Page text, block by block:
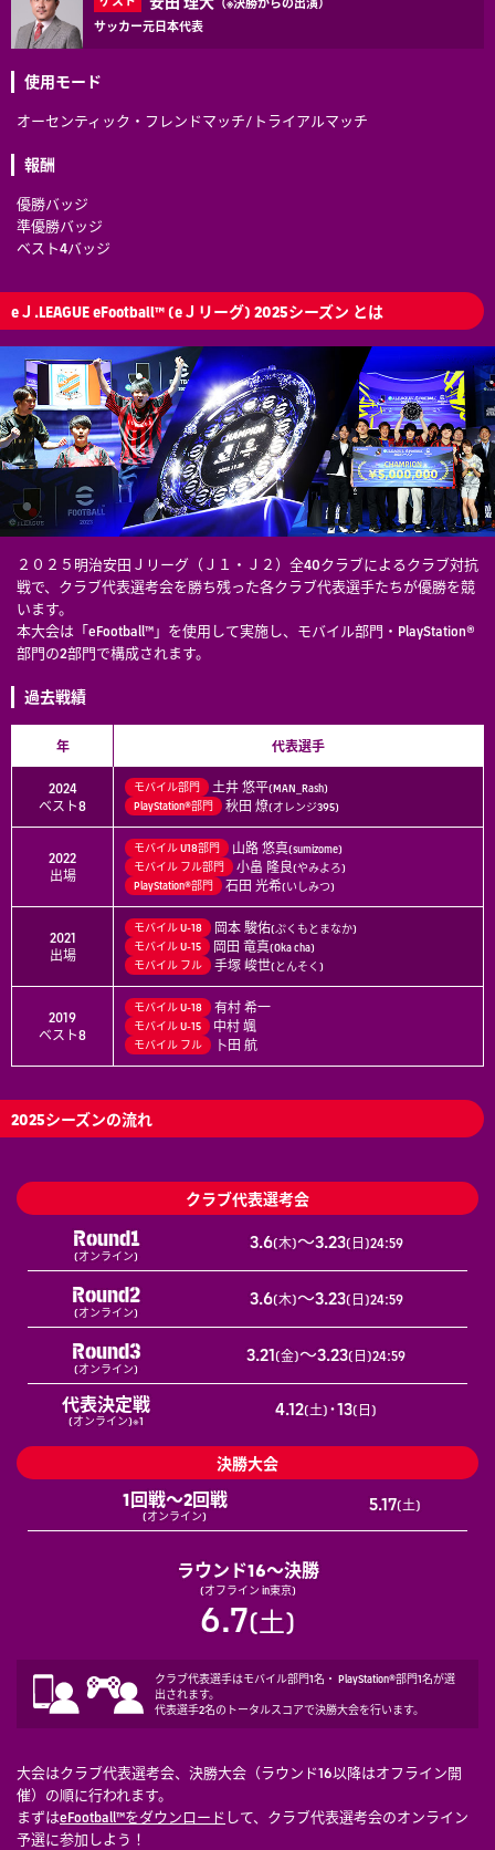
サッカー元日本代表
使用モード
オーセンティック・フレンドマッチ/トライアルマッチ
報酬
優勝バッジ
準優勝バッジ
ベスト4バッジ
eＪ.LEAGUE eFootball™ (eＪリーグ) 2025シーズン とは
２０２５明治安田Ｊリーグ（Ｊ１・Ｊ２）全40クラブによるクラブ対抗
戦で、クラブ代表選考会を勝ち残った各クラブ代表選手たちが優勝を競
います。
本大会は「eFootball™」を使用して実施し、モバイル部門・PlayStation®
部門の2部門で構成されます。
過去戦績
年 代表選手
2024
ベスト8
モバイル部門 土井 悠平(MAN_Rash)
PlayStation®部門
秋田 燎(オレンジ395)
2022
出場
モバイル U18部門 山路 悠真(sumizome)
モバイル フル部門
小畠 隆良(やみよろ)
PlayStation®部門
石田 光希(いしみつ)
2021
出場
モバイルU-18 岡本 駿佑(ぷくもとまなか)
モバイルU-15 岡田 竜真(Oka cha)
モバイル フル 手塚 峻世(とんそく)
2019
ベスト8
モバイルU-18 有村 希一
モバイルU-15 中村 颯
モバイル フル 卜田 航
2025シーズンの流れ
クラブ代表選考会
Round1
(オンライン)
3.6(木)～3.23(日)24:59
Round2
(オンライン)
3.6(木)～3.23(日)24:59
Round3
(オンライン)
3.21(金)～3.23(日)24:59
代表決定戦
(オンライン)※1 4.12(土)･13(日)
決勝大会
1回戦～2回戦
(オンライン) 5.17(土)
ラウンド16～決勝
(オフライン in東京)
6.7(土)
クラブ代表選手はモバイル部門1名・ PlayStation®部門1名が選
出されます。
代表選手2名のトータルスコアで決勝大会を行います。
大会はクラブ代表選考会、決勝大会（ラウンド16以降はオフライン開
催）の順に行われます。
まずはeFootball™をダウンロード して、クラブ代表選考会のオンライン
予選に参加しよう！